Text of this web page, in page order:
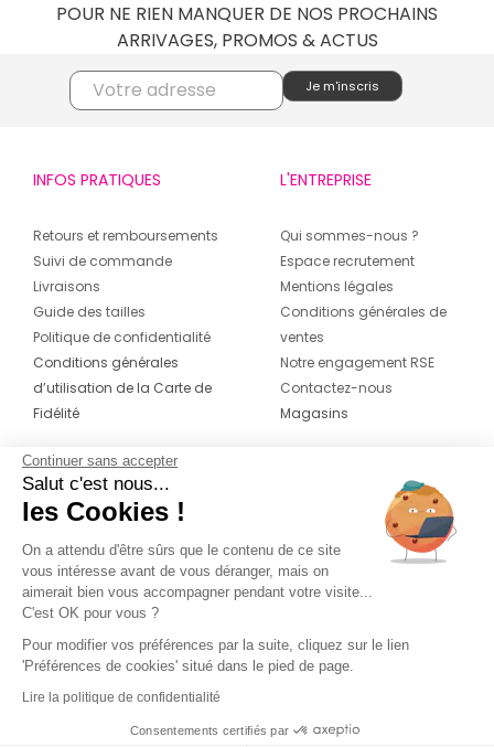
POUR NE RIEN MANQUER DE NOS PROCHAINS
ARRIVAGES, PROMOS & ACTUS
INFOS PRATIQUES
Retours et remboursements
Suivi de commande
Livraisons
Guide des tailles
Politique de confidentialité
Conditions générales
d’utilisation de la Carte de
Fidélité
L'ENTREPRISE
Qui sommes-nous ?
Espace recrutement
Mentions légales
Conditions générales de
ventes
Notre engagement RSE
Contactez-nous
Magasins
CONTACT
04 42 20 78 42
Du lundi au jeudi de 8h30 à 16h30 & le
vendredi de 8h30 à 15h30
Continuer sans accepter
Salut c'est nous...
les Cookies !
On a attendu d'être sûrs que le contenu de ce site
vous intéresse avant de vous déranger, mais on
aimerait bien vous accompagner pendant votre visite...
C'est OK pour vous ?
Pour modifier vos préférences par la suite, cliquez sur le lien
'Préférences de cookies' situé dans le pied de page.
Lire la politique de confidentialité
Consentements certifiés par